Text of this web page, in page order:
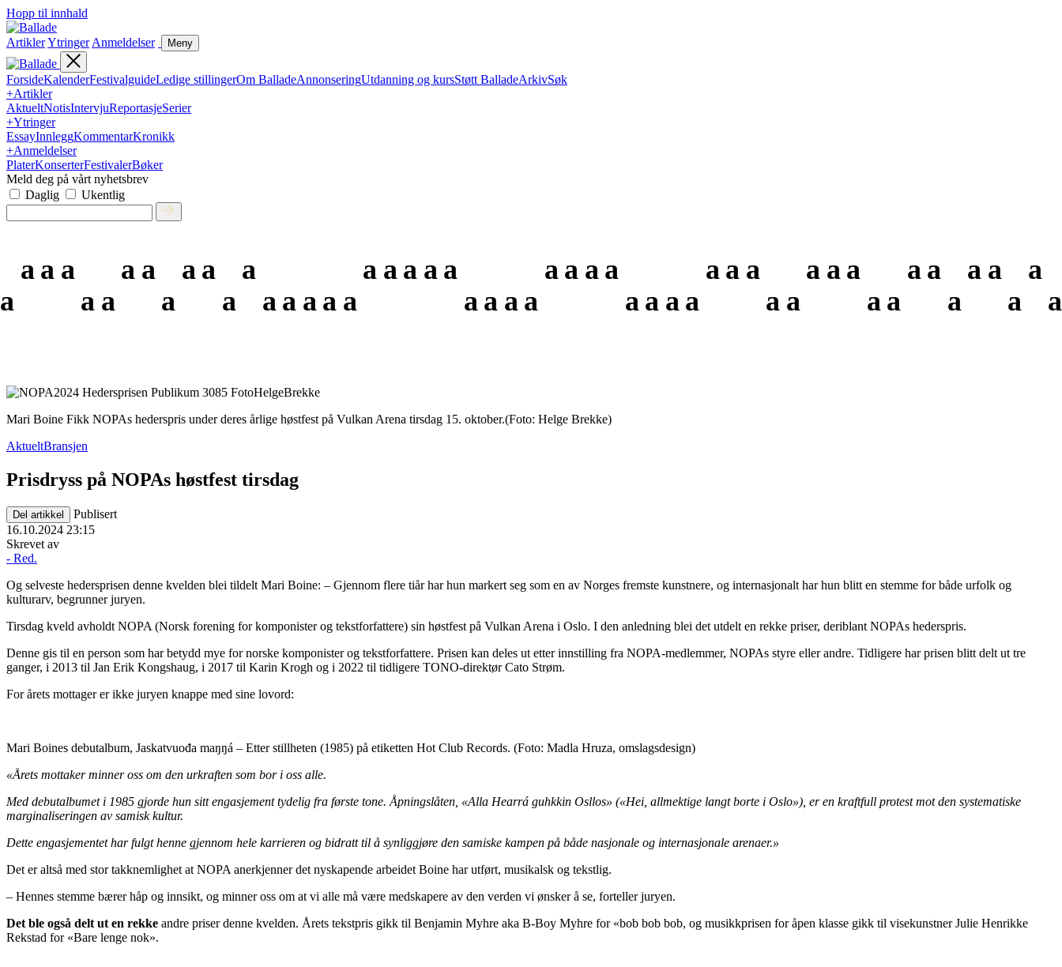
Hopp til innhald
ArtiklerYtringer Anmeldelser Meny
ForsideKalenderFestivalguideLedige stillingerOm BalladeAnnonseringUtdanning og kursStøtt BalladeArkivSøk
+Artikler
AktueltNotisIntervjuReportasjeSerier
+Ytringer
EssayInnleggKommentarKronikk
+Anmeldelser
PlaterKonserterFestivalerBøker
Meld deg på vårt nyhetsbrev
Daglig
Ukentlig
Mari Boine Fikk NOPAs hederspris under deres årlige høstfest på Vulkan Arena tirsdag 15. oktober.(Foto: Helge Brekke)
AktueltBransjen
Prisdryss på NOPAs høstfest tirsdag
Del artikkel
Publisert
16.10.2024 23:15
Skrevet av
- Red.
Og selveste hedersprisen denne kvelden blei tildelt Mari Boine: – Gjennom flere tiår har hun markert seg som en av Norges fremste kunstnere, og internasjonalt har hun blitt en stemme for både urfolk og
kulturarv, begrunner juryen.
Tirsdag kveld avholdt NOPA (Norsk forening for komponister og tekstforfattere) sin høstfest på Vulkan Arena i Oslo. I den anledning blei det utdelt en rekke priser, deriblant NOPAs hederspris.
Denne gis til en person som har betydd mye for norske komponister og tekstforfattere. Prisen kan deles ut etter innstilling fra NOPA-medlemmer, NOPAs styre eller andre. Tidligere har prisen blitt delt ut tre
ganger, i 2013 til Jan Erik Kongshaug, i 2017 til Karin Krogh og i 2022 til tidligere TONO-direktør Cato Strøm.
For årets mottager er ikke juryen knappe med sine lovord:
Mari Boines debutalbum, Jaskatvuođa maŋŋá – Etter stillheten (1985) på etiketten Hot Club Records. (Foto: Madla Hruza, omslagsdesign)
«Årets mottaker minner oss om den urkraften som bor i oss alle.
Med debutalbumet i 1985 gjorde hun sitt engasjement tydelig fra første tone. Åpningslåten, «Alla Hearrá guhkkin Osllos» («Hei, allmektige langt borte i Oslo»), er en kraftfull protest mot den systematiske
marginaliseringen av samisk kultur.
Dette engasjementet har fulgt henne gjennom hele karrieren og bidratt til å synliggjøre den samiske kampen på både nasjonale og internasjonale arenaer.»
Det er altså med stor takknemlighet at NOPA anerkjenner det nyskapende arbeidet Boine har utført, musikalsk og tekstlig.
– Hennes stemme bærer håp og innsikt, og minner oss om at vi alle må være medskapere av den verden vi ønsker å se, forteller juryen.
Det ble også delt ut en rekke andre priser denne kvelden. Årets tekstpris gikk til Benjamin Myhre aka B-Boy Myhre for «bob bob bob, og musikkprisen for åpen klasse gikk til visekunstner Julie Henrikke
Rekstad for «Bare lenge nok».